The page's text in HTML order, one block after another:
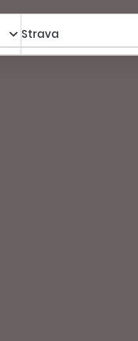
Strava